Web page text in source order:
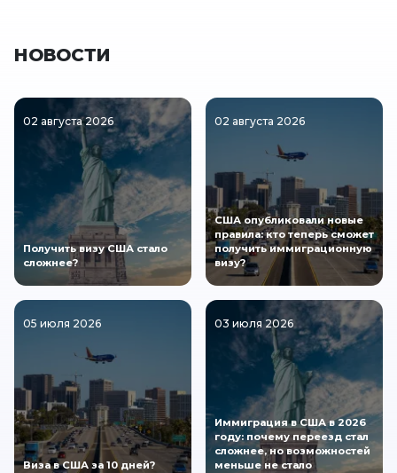
НОВОСТИ
02 августа 2026
Получить визу США стало
сложнее?
02 августа 2026
США опубликовали новые
правила: кто теперь сможет
получить иммиграционную
визу?
05 июля 2026
Виза в США за 10 дней?
03 июля 2026
Иммиграция в США в 2026
году: почему переезд стал
сложнее, но возможностей
меньше не стало